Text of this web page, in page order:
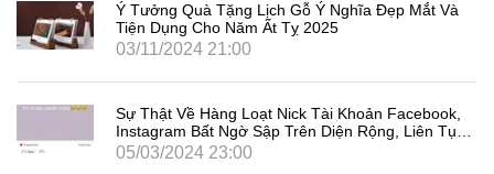
Ý Tưởng Quà Tặng Lịch Gỗ Ý Nghĩa Đẹp Mắt Và
Tiện Dụng Cho Năm Ất Tỵ 2025
03/11/2024 21:00
Sự Thật Về Hàng Loạt Nick Tài Khoản Facebook,
Instagram Bất Ngờ Sập Trên Diện Rộng, Liên Tục
Đăng Xuất Người Dùng Là Gì
05/03/2024 23:00